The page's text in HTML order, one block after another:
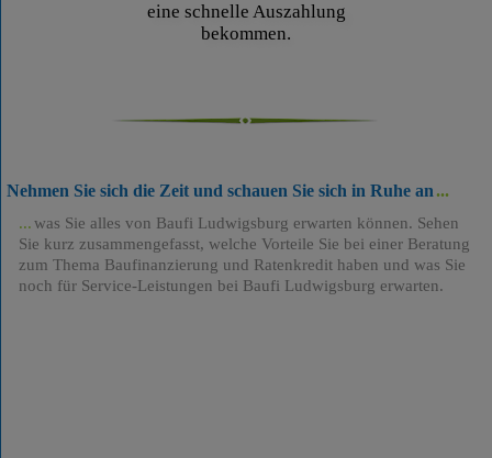
eine schnelle Auszahlung
bekommen.
Nehmen Sie sich die Zeit und schauen Sie sich in Ruhe an
was Sie alles von Baufi Ludwigsburg erwarten können. Sehen
Sie kurz zusammengefasst, welche Vorteile Sie bei einer Beratung
zum Thema Baufinanzierung und Ratenkredit haben und was Sie
noch für Service-Leistungen bei Baufi Ludwigsburg erwarten.